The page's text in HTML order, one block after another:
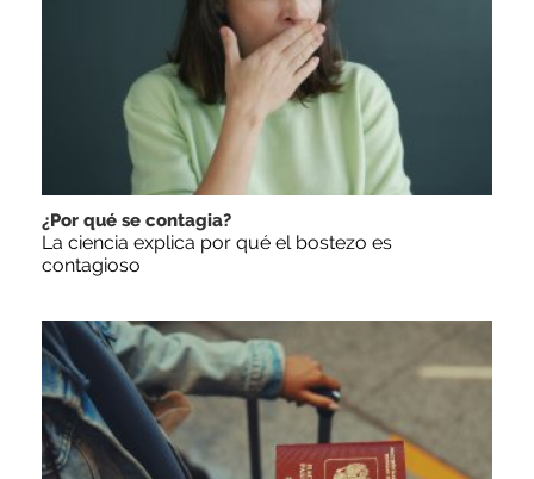
¿Por qué se contagia?
La ciencia explica por qué el bostezo es
contagioso